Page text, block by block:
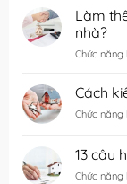
Làm
nhà?
Chức
Cách
Chức
13 câu
Chức